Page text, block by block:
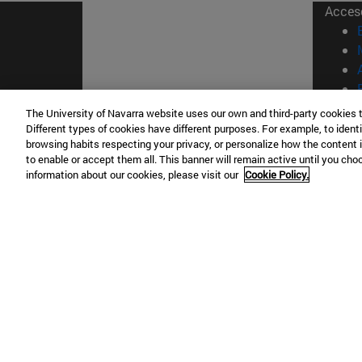
©
The University of Navarra website uses our own and third-party
Different types of cookies have different purposes. For example, to
browsing habits respecting your privacy, or personalize how the
to enable or accept them all. This banner will remain active until you
information about our cookies, please visit our Cookie Policy.